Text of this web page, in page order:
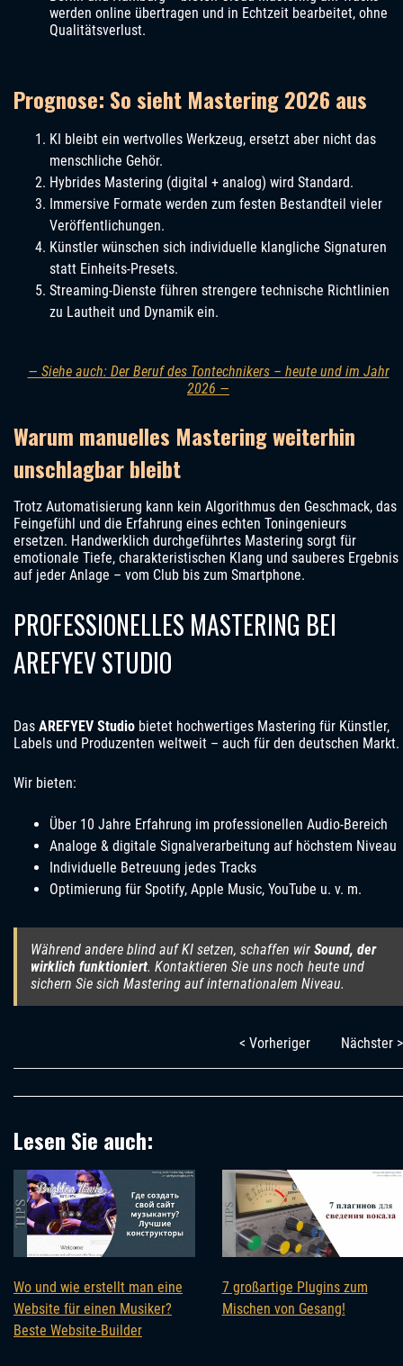
werden online übertragen und in Echtzeit bearbeitet, ohne
Qualitätsverlust.
Prognose: So sieht Mastering 2026 aus
KI bleibt ein wertvolles Werkzeug, ersetzt aber nicht das
menschliche Gehör.
Hybrides Mastering (digital + analog) wird Standard.
Immersive Formate werden zum festen Bestandteil vieler
Veröffentlichungen.
Künstler wünschen sich individuelle klangliche Signaturen
statt Einheits-Presets.
Streaming-Dienste führen strengere technische Richtlinien
zu Lautheit und Dynamik ein.
— Siehe auch: Der Beruf des Tontechnikers – heute und im Jahr
2026 —
Warum manuelles Mastering weiterhin
unschlagbar bleibt
Trotz Automatisierung kann kein Algorithmus den Geschmack, das
Feingefühl und die Erfahrung eines echten Toningenieurs
ersetzen. Handwerklich durchgeführtes Mastering sorgt für
emotionale Tiefe, charakteristischen Klang und sauberes Ergebnis
auf jeder Anlage – vom Club bis zum Smartphone.
PROFESSIONELLES MASTERING BEI
AREFYEV STUDIO
Das AREFYEV Studio bietet hochwertiges Mastering für Künstler,
Labels und Produzenten weltweit – auch für den deutschen Markt.
Wir bieten:
Über 10 Jahre Erfahrung im professionellen Audio-Bereich
Analoge & digitale Signalverarbeitung auf höchstem Niveau
Individuelle Betreuung jedes Tracks
Optimierung für Spotify, Apple Music, YouTube u. v. m.
Während andere blind auf KI setzen, schaffen wir Sound, der
wirklich funktioniert. Kontaktieren Sie uns noch heute und
sichern Sie sich Mastering auf internationalem Niveau.
< Vorheriger Nächster >
Lesen Sie auch:
Wo und wie erstellt man eine
Website für einen Musiker?
Beste Website-Builder
7 großartige Plugins zum
Mischen von Gesang!